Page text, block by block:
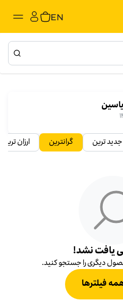
EN
جدید ترین گرانترین ارزان ترین
یافت نشد!
دیگری را جستجو کنید.
فیلترها